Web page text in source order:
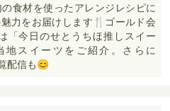
食材を使ったアレンジレシピに
力をお届けします🍴ゴールド会
「今日のせとうちほ推しスイー
地スイーツをご紹介。さらに
配信も😊